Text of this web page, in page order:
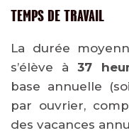
TEMPS DE TRAVAIL
La durée
s’élève à37
base annuelle
par ouvrier,
des vacances